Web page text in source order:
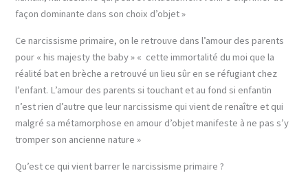
façon dominante dans son choix d’objet »
Ce narcissisme primaire, on le retrouve dans l’amour des parents
pour « his majesty the baby » « cette immortalité du moi que la
réalité bat en brèche a retrouvé un lieu sûr en se réfugiant chez
l’enfant. L’amour des parents si touchant et au fond si enfantin
n’est rien d’autre que leur narcissisme qui vient de renaître et qui
malgré sa métamorphose en amour d’objet manifeste à ne pas s’y
tromper son ancienne nature »
Qu’est ce qui vient barrer le narcissisme primaire ?